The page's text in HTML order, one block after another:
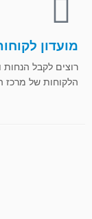
מועדון
רוצים לקבל הנחות
הלקוחות של מרכז